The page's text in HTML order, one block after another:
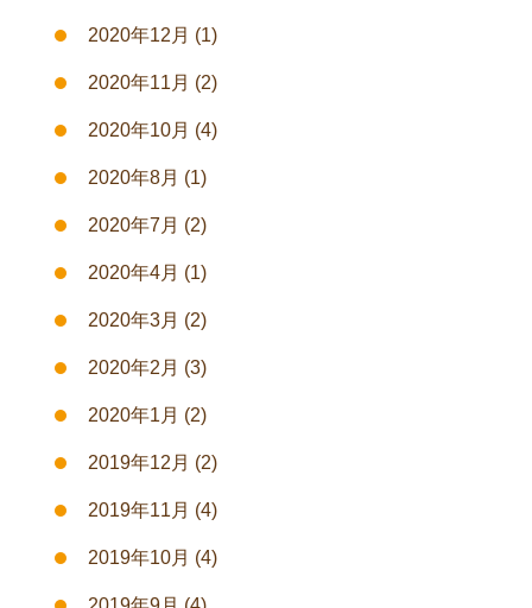
2020年12月 (1)
2020年11月 (2)
2020年10月 (4)
2020年8月 (1)
2020年7月 (2)
2020年4月 (1)
2020年3月 (2)
2020年2月 (3)
2020年1月 (2)
2019年12月 (2)
2019年11月 (4)
2019年10月 (4)